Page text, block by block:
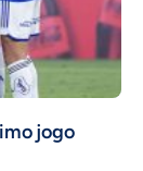
jogo